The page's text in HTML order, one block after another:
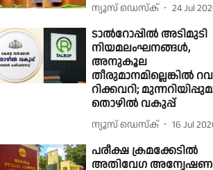
ന്യൂസ് ഡെസ്ക് 24 Jul
ടാൽറോപ്പിൽ അടിമുടി
നിയമലംഘനങ്ങൾ,
അനുകൂല
തീരുമാനമില്ലെങ്കിൽ
റിക്കവറി;
തൊഴിൽ വകുപ്പ്
ന്യൂസ് ഡെസ്ക് 16 Jul
പരീക്ഷ ക്രമക്കേടിൽ
അതിവേഗ